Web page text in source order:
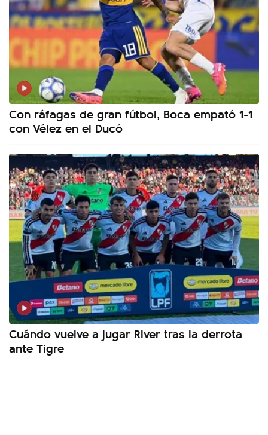
Con ráfagas de gran fútbol, Boca empató 1-1
con Vélez en el Ducó
Cuándo vuelve a jugar River tras la derrota
ante Tigre